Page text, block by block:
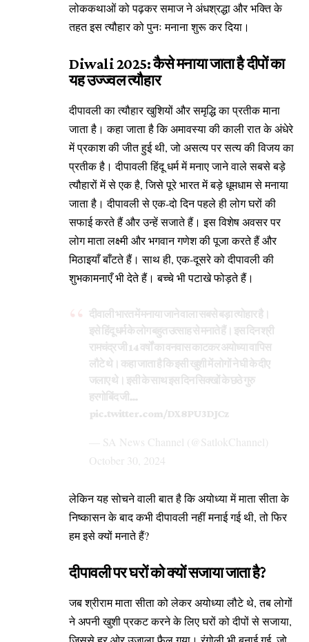
लोककथाओं को पढ़कर समाज ने अंधश्रद्धा और भक्ति के
तहत इस त्यौहार को पुनः मनाना शुरू कर दिया।
Diwali 2025: कैसे मनाया जाता है दीपों का
यह उज्ज्वल त्यौहार
दीपावली का त्यौहार खुशियों और समृद्धि का प्रतीक माना
जाता है। कहा जाता है कि अमावस्या की काली रात के अंधेरे
में प्रकाश की जीत हुई थी, जो असत्य पर सत्य की विजय का
प्रतीक है। दीपावली हिंदू धर्म में मनाए जाने वाले सबसे बड़े
त्यौहारों में से एक है, जिसे पूरे भारत में बड़े धूमधाम से मनाया
जाता है। दीपावली से एक-दो दिन पहले ही लोग घरों की
सफाई करते हैं और उन्हें सजाते हैं। इस विशेष अवसर पर
लोग माता लक्ष्मी और भगवान गणेश की पूजा करते हैं और
मिठाइयाँ बाँटते हैं। साथ ही, एक-दूसरे को दीपावली की
शुभकामनाएँ भी देते हैं। बच्चे भी पटाखे फोड़ते हैं।
दीवाली भारत में मनाया जाने वाला सबसे बड़ा त्योहार है।
इसे हिंदू धर्म के लोग बहुत उत्साह से मनाते हैं। इस दिन श्री
रामचंद्र जी 14 वर्षों का वनवास काटकर अयोध्या वापिस
लौटे थे। कहा जाता है कि इसी खुशी में लोगों ने घी के दीए
जलाए थे। इसी के साथ इस दिन सिक्खों के छठे गुरु
हरगोबिंद जी…
pic.twitter.com/DX8PU3DJCz
— SA News Channel (@SatlokChannel)
October 30, 2024
लेकिन यह सोचने वाली बात है कि अयोध्या में माता सीता के
निष्कासन के बाद कभी दीपावली नहीं मनाई गई थी, तो फिर
हम इसे क्यों मनाते हैं?
दीपावली पर घरों को क्यों सजाया जाता है?
जब श्रीराम माता सीता को लेकर अयोध्या लौटे थे, तब लोगों
ने अपनी खुशी प्रकट करने के लिए घरों को दीपों से सजाया,